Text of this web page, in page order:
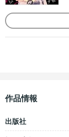
作品情報
出版社